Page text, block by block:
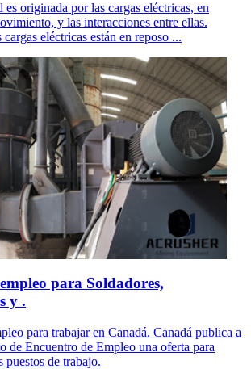
originada por las cargas eléctricas, en
y las interacciones entre ellas.
eléctricas están en reposo ...
para Soldadores,
y .
para trabajar en Canadá. Canadá publica a
de Encuentro de Empleo una oferta para
puestos de trabajo.